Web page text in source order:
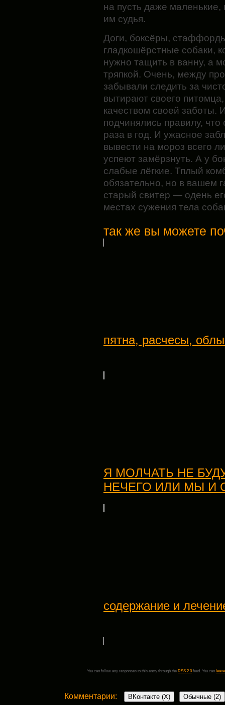
на пусть даже
им судья.
Доги, боксёры,
гладкошёрстные собаки,
нужно тащить в ванну, а
тряпкой. Очень, между
забывали следить за
вытирают своего
качеством своей заботы.
подчинялись правилу,
раза в год. И ужасное
вывести на мороз всего
успеют замёрзнуть. А у
слабые лёгкие. Тплый
обязательно, но в вашем
старый свитер — одень
местах сужения тела
так же вы можете
пятна, расчесы,
Я МОЛЧАТЬ НЕ
НЕЧЕГО ИЛИ МЫ И
содержание и
You can follow any responses to this entry through the RSS 2.0 feed. You can
Комментарии: ВКонтакте (X) Обычные (2)